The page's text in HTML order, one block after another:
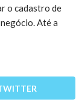
o cadastro de
Até a